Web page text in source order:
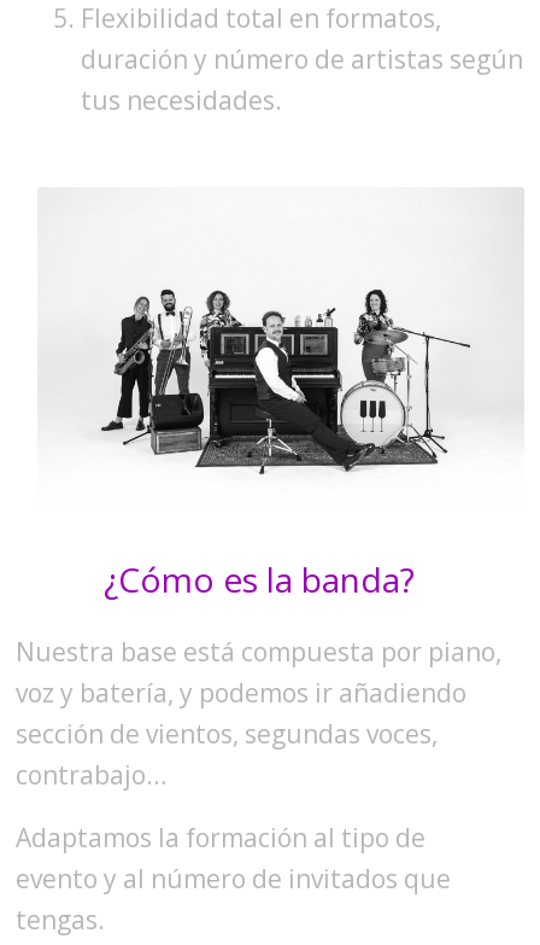
Flexibilidad total en formatos,
duración y número de artistas según
tus necesidades.
¿Cómo es la banda?
Nuestra base está compuesta por piano,
voz y batería, y podemos ir añadiendo
sección de vientos, segundas voces,
contrabajo…
Adaptamos la formación al tipo de
evento y al número de invitados que
tengas.